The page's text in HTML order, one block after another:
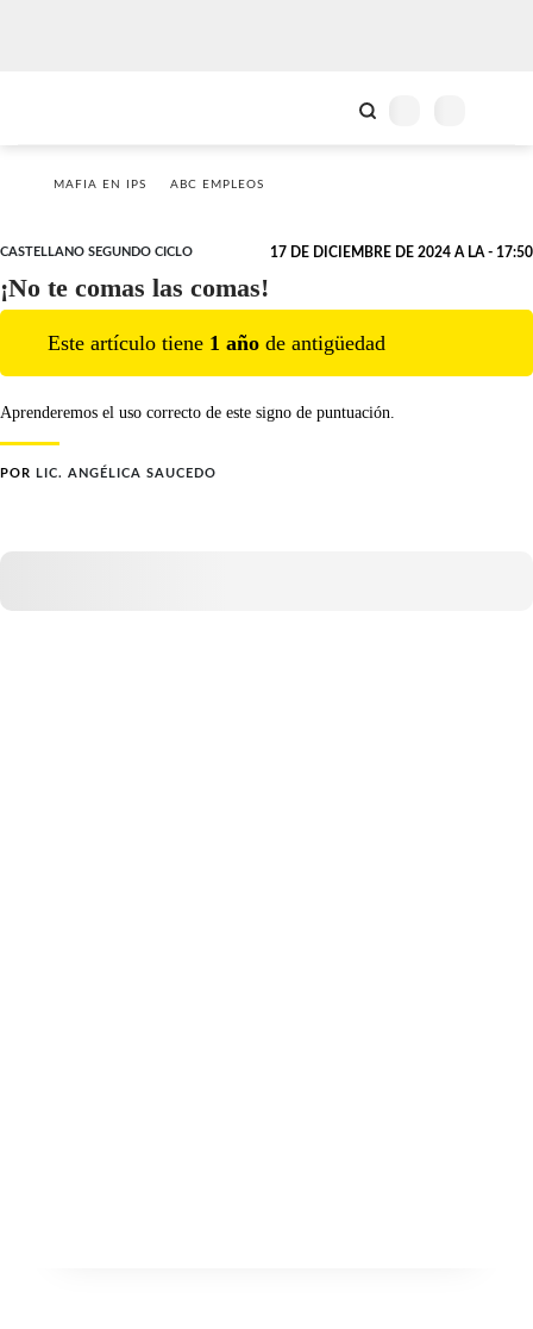
MAFIA EN IPS ABC EMPLEOS
CASTELLANO SEGUNDO CICLO 17 DE DICIEMBRE DE 2024 A LA - 17:50
¡No te comas las comas!
Este artículo tiene 1 año de antigüedad
Aprenderemos el uso correcto de este signo de puntuación.
POR LIC. ANGÉLICA SAUCEDO